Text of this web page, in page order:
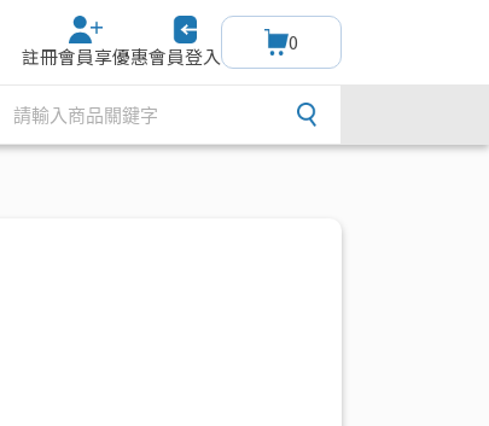
註冊會員享優惠會員登入
0